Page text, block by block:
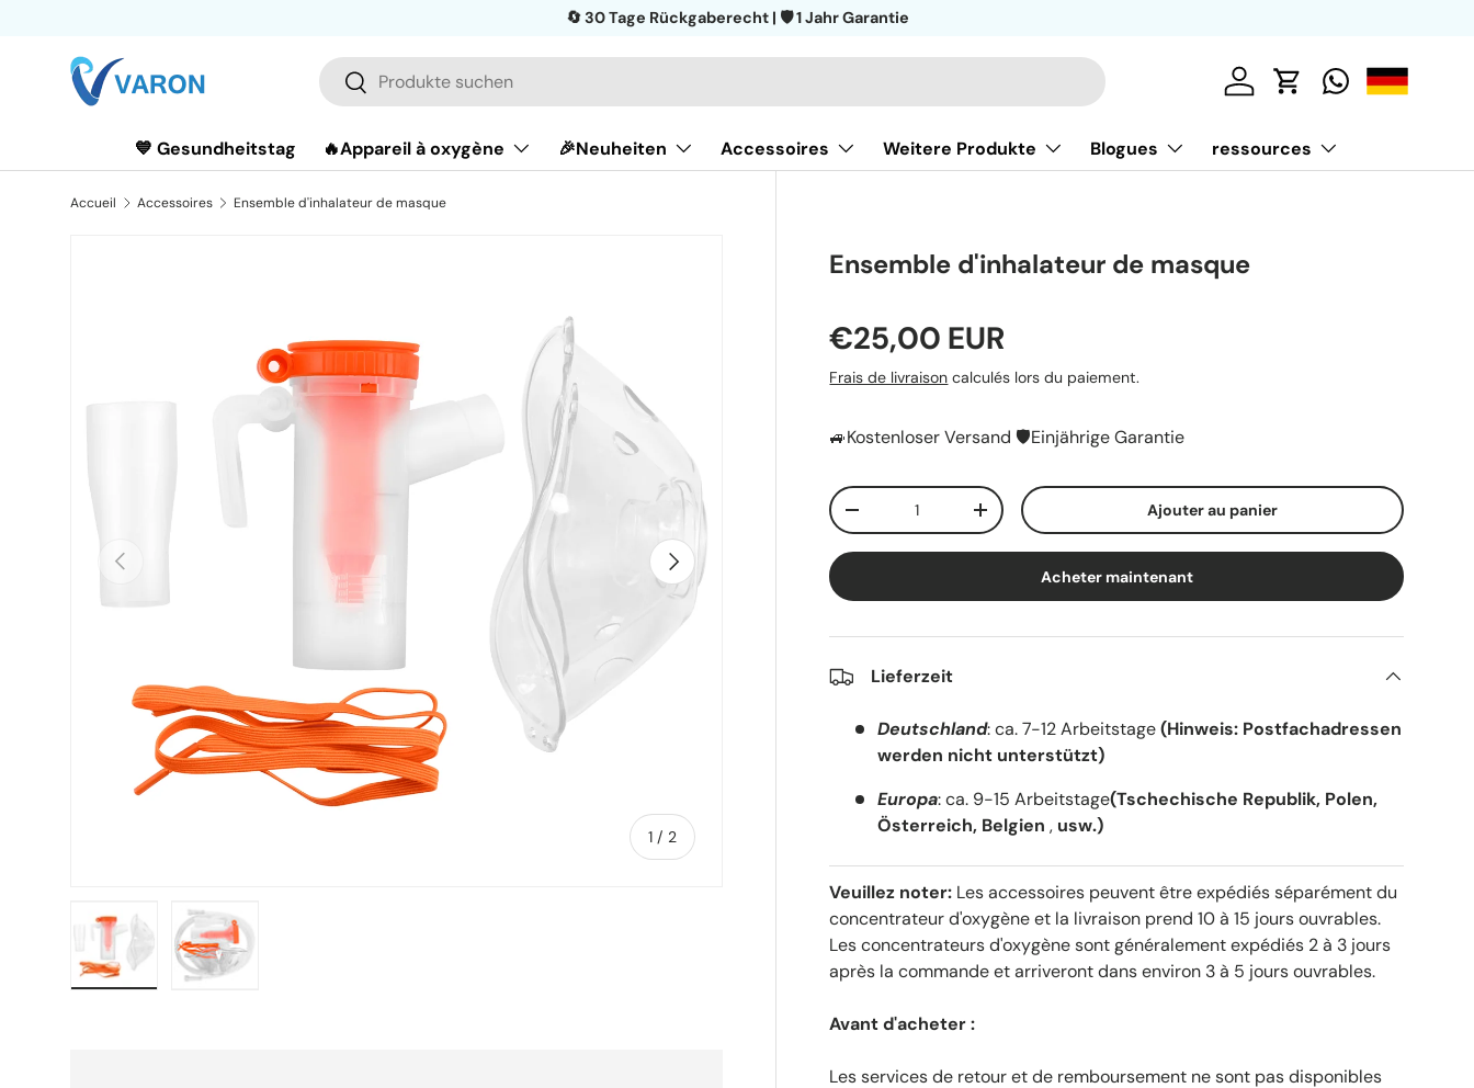
🔄 30 Tage Rückgaberecht | 🛡️ 1 Jahr Garantie
Recherche
Rechercher Se connecter
Panier
💙 Gesundheitstag 🔥Appareil à oxygène 🎉Neuheiten Accessoires Weitere Produkte Blogues ressources
Accueil Accessoires Ensemble d'inhalateur de masque
Précédent
1 / de
2
Suivant
Ensemble d'inhalateur de masque
€25,00 EUR
Frais de livraison calculés lors du paiement.
🚙Kostenloser Versand 🛡️Einjährige Garantie
Qté
-
+ Ajouter au panier
Acheter maintenant
Lieferzeit
Deutschland: ca. 7-12 Arbeitstage(Hinweis: Postfachadressen
werden nicht unterstützt)
Europa: ca. 9-15 Arbeitstage(Tschechische Republik, Polen,
Österreich, Belgien, usw.)
Veuillez noter: Les accessoires peuvent être expédiés séparément du
concentrateur d'oxygène et la livraison prend 10 à 15 jours ouvrables.
Les concentrateurs d'oxygène sont généralement expédiés 2 à 3 jours
après la commande et arriveront dans environ 3 à 5 jours ouvrables.
Avant d'acheter :
Les services de retour et de remboursement ne sont pas disponibles